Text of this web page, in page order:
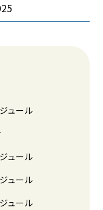
ュール
ュール
ュール
ュール